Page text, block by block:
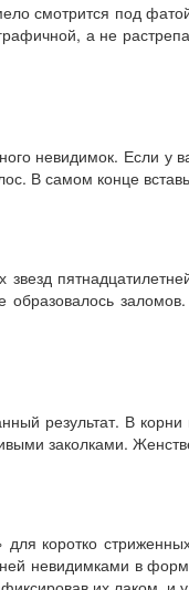
смотрится под
графичной, а не
невидимок. Если
В самом конце
образовалось
результат. В
заколками.
для коротко
невидимками в